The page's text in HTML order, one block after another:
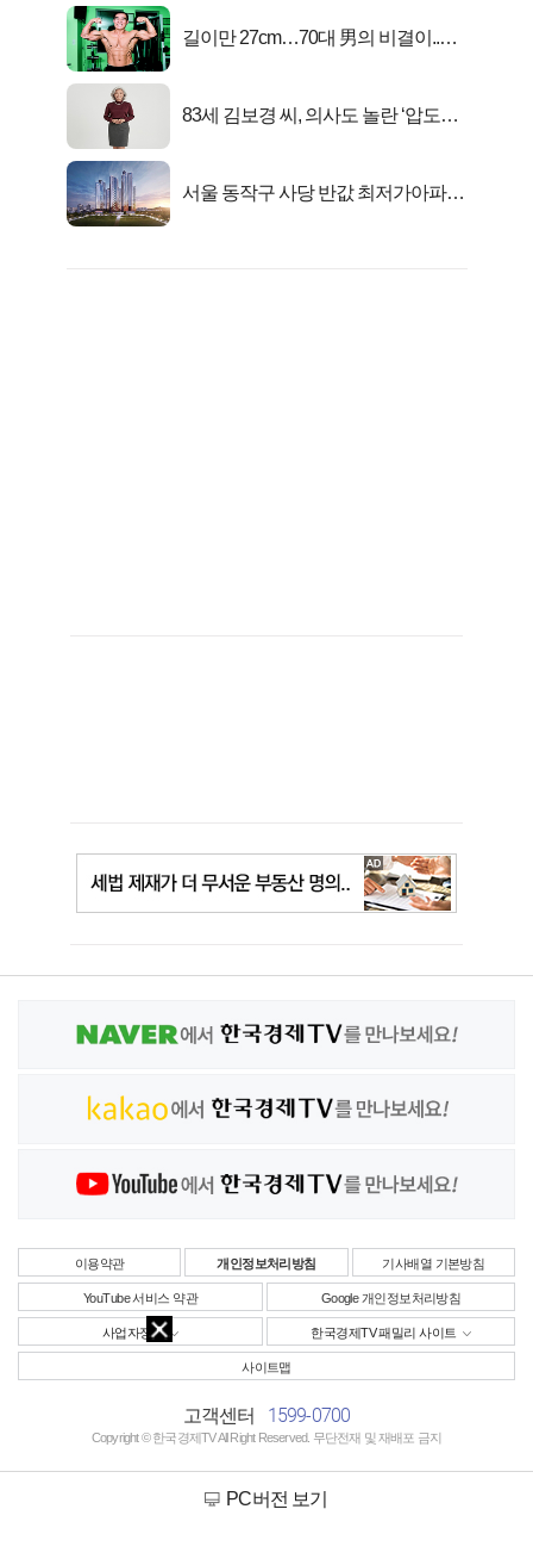
길이만 27cm…70대 男의 비결이..충
83세 김보경 씨, 의사도 놀란 ‘압도적
서울 동작구 사당 반값 최저가아파트
이용약관 개인정보처리방침 기사배열 기본방침
YouTube 서비스 약관 Google 개인정보처리방침
사업자정보 한국경제TV 패밀리 사이트
사이트맵
고객센터 1599-0700
Copyright © 한국경제TV All Right Reserved. 무단전재 및 재배포 금지
PC버전 보기